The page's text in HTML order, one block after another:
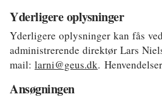
Yderligere oplysninger
Yderligere oplysninger kan fås
administrerende direktør Lars
mail: larni@geus.dk.
Ansøgningen